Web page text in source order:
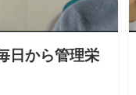
日から管理栄